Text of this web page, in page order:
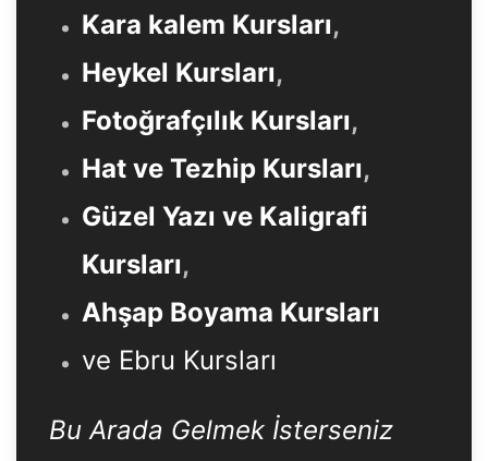
Kara kalem Kursları,
Heykel Kursları,
Fotoğrafçılık Kursları,
Hat ve Tezhip Kursları,
Güzel Yazı ve Kaligrafi
Kursları,
Ahşap Boyama Kursları
ve Ebru Kursları
Bu Arada Gelmek İsterseniz